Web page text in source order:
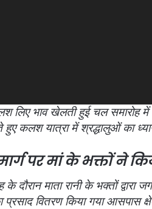
लिए भाव खेलती हुई चल समारोह में
हुए कलश यात्रा में श्रद्धालुओं का
मार्ग पर मां के भक्तों ने
के दौरान माता रानी के भक्तों
प्रसाद वितरण किया गया आसपास